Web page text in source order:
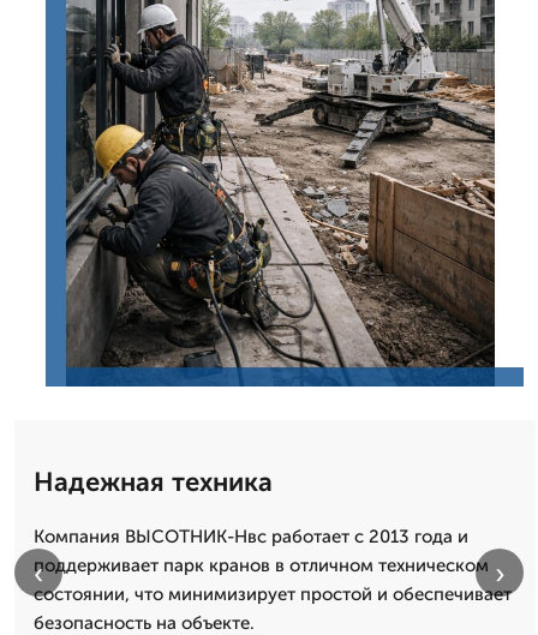
Надежная техника
Компания ВЫСОТНИК-Нвс работает с 2013 года и
поддерживает парк кранов в отличном техническом
состоянии, что минимизирует простой и обеспечивает
безопасность на объекте.
‹ ›